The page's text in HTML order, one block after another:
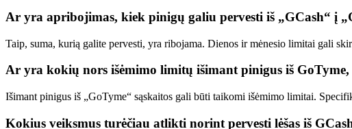
Ar yra apribojimas, kiek pinigų galiu pervesti iš „GCash“ į
Taip, suma, kurią galite pervesti, yra ribojama. Dienos ir mėnesio limitai gali
Ar yra kokių nors išėmimo limitų išimant pinigus iš GoTyme,
Išimant pinigus iš „GoTyme“ sąskaitos gali būti taikomi išėmimo limitai.
Kokius veiksmus turėčiau atlikti norint pervesti lėšas iš